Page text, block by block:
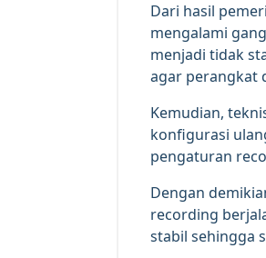
Dari hasil
mengalami
menjadi tidak
agar perangkat
Kemudian,
konfigurasi
pengaturan
Dengan
recording
stabil sehingga